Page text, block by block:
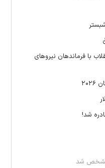
با فرماندهان نیرو‌های
شد!